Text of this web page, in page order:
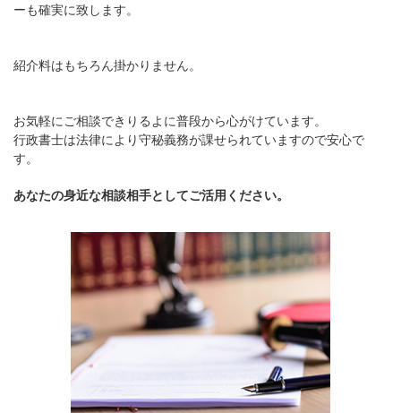
ーも確実に致します。
紹介料はもちろん掛かりません。
お気軽にご相談できりるよに普段から心がけています。
行政書士は法律により守秘義務が課せられていますので安心で
す。
あなたの身近な相談相手としてご活用ください。